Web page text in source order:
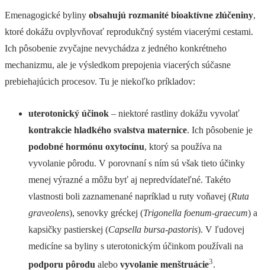
Emenagogické byliny obsahujú rozmanité bioaktívne zlúčeniny,
ktoré dokážu ovplyvňovať reprodukčný systém viacerými cestami.
Ich pôsobenie zvyčajne nevychádza z jedného konkrétneho
mechanizmu, ale je výsledkom prepojenia viacerých súčasne
prebiehajúcich procesov. Tu je niekoľko príkladov:
uterotonický účinok – niektoré rastliny dokážu vyvolať
kontrakcie hladkého svalstva maternice. Ich pôsobenie je
podobné hormónu oxytocínu, ktorý sa používa na
vyvolanie pôrodu. V porovnaní s ním sú však tieto účinky
menej výrazné a môžu byť aj nepredvídateľné. Takéto
vlastnosti boli zaznamenané napríklad u ruty voňavej (Ruta
graveolens), senovky gréckej (Trigonella foenum-graecum) a
kapsičky pastierskej (Capsella bursa-pastoris). V ľudovej
medicíne sa byliny s uterotonickým účinkom používali na
podporu pôrodu alebo vyvolanie menštruácie3.